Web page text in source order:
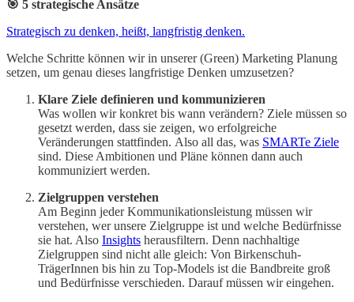
🎯 5 strategische Ansätze
Strategisch zu denken, heißt, langfristig denken.
Welche Schritte können wir in unserer (Green) Marketing Planung
setzen, um genau dieses langfristige Denken umzusetzen?
Klare Ziele definieren und kommunizieren
Was wollen wir konkret bis wann verändern? Ziele müssen so
gesetzt werden, dass sie zeigen, wo erfolgreiche
Veränderungen stattfinden. Also all das, was SMARTe Ziele
sind. Diese Ambitionen und Pläne können dann auch
kommuniziert werden.
Zielgruppen verstehen
Am Beginn jeder Kommunikationsleistung müssen wir
verstehen, wer unsere Zielgruppe ist und welche Bedürfnisse
sie hat. Also Insights herausfiltern. Denn nachhaltige
Zielgruppen sind nicht alle gleich: Von Birkenschuh-
TrägerInnen bis hin zu Top-Models ist die Bandbreite groß
und Bedürfnisse verschieden. Darauf müssen wir eingehen.